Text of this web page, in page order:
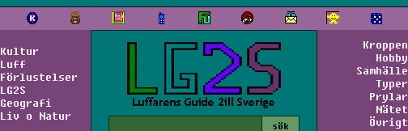
Kultur
Luff
Förlustelser
LG2S
Geografi
Liv o Natur
Kroppen
Hobby
Samhälle
Typer
Prylar
Nätet
Övrigt